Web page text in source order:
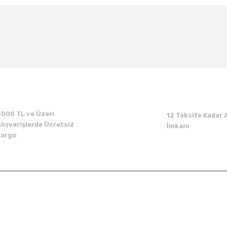
TL ve Üzeri
Ücretsiz
12 Taksite Kadar
İmkanı